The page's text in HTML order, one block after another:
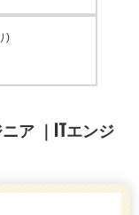
)
ア ｜ITエンジ